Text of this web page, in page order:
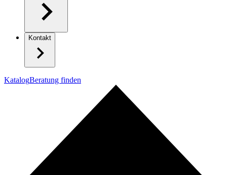
Kontakt
KatalogBeratung finden